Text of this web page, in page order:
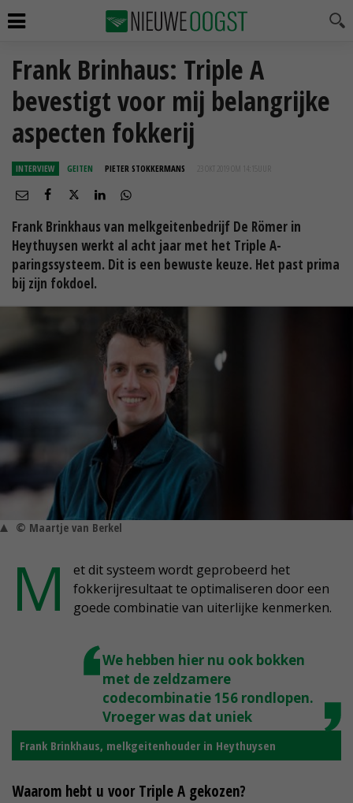
Frank Brinhaus: Triple A
bevestigt voor mij belangrijke
aspecten fokkerij
INTERVIEW GEITEN PIETER STOKKERMANS 23 OKT 2019 OM 14:15
Frank Brinkhaus van melkgeitenbedrijf De Römer in
Heythuysen werkt al acht jaar met het Triple A-
paringssysteem. Dit is een bewuste keuze. Het past prima
bij zijn fokdoel.
© Maartje van Berkel
M
et dit systeem wordt geprobeerd het
fokkerijresultaat te optimaliseren door een
goede combinatie van uiterlijke kenmerken.
We hebben hier nu ook bokken
met de zeldzamere
codecombinatie 156 rondlopen.
Vroeger was dat uniek
Frank Brinkhaus, melkgeitenhouder in Heythuysen
Waarom hebt u voor Triple A gekozen?